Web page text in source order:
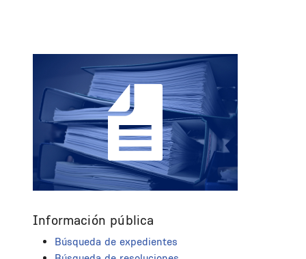
Información pública
Búsqueda de expedientes